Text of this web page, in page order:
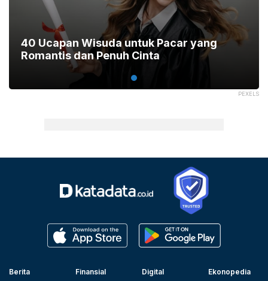
PEXELS
40 Ucapan Wisuda untuk Pacar yang
Romantis dan Penuh Cinta
Berita
Finansial
Digital
Ekonopedia